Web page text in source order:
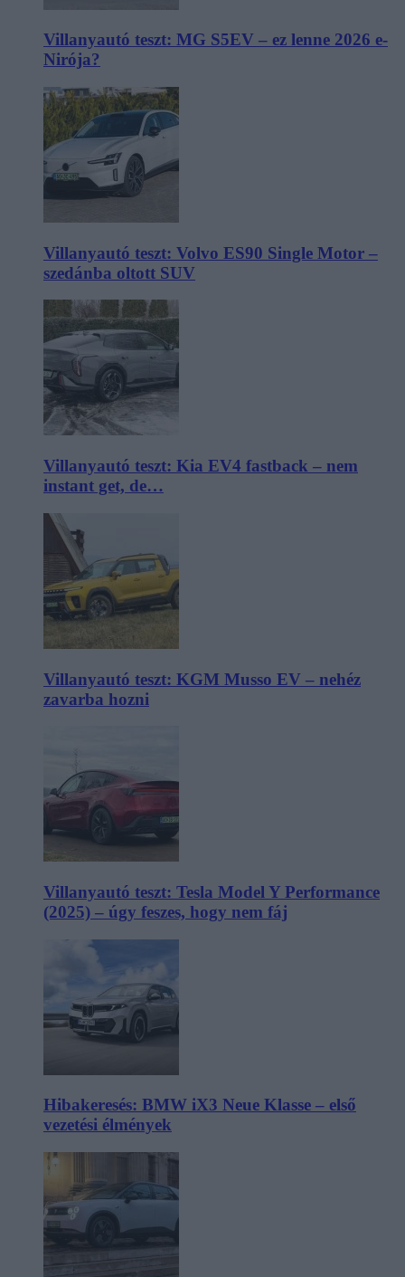
Villanyautó teszt: MG S5EV – ez lenne 2026 e-
Nirója?
Villanyautó teszt: Volvo ES90 Single Motor –
szedánba oltott SUV
Villanyautó teszt: Kia EV4 fastback – nem
instant get, de…
Villanyautó teszt: KGM Musso EV – nehéz
zavarba hozni
Villanyautó teszt: Tesla Model Y Performance
(2025) – úgy feszes, hogy nem fáj
Hibakeresés: BMW iX3 Neue Klasse – első
vezetési élmények